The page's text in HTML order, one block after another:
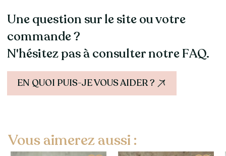
Une question sur le site ou votre
commande ?
N'hésitez pas à consulter notre FAQ.
EN QUOI PUIS-JE VOUS AIDER ?
Vous aimerez aussi :